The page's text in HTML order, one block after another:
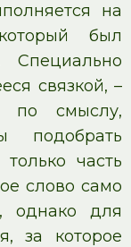
на
был
связкой, –
по смыслу,
подобрать
часть
слово само
однако для
за которое